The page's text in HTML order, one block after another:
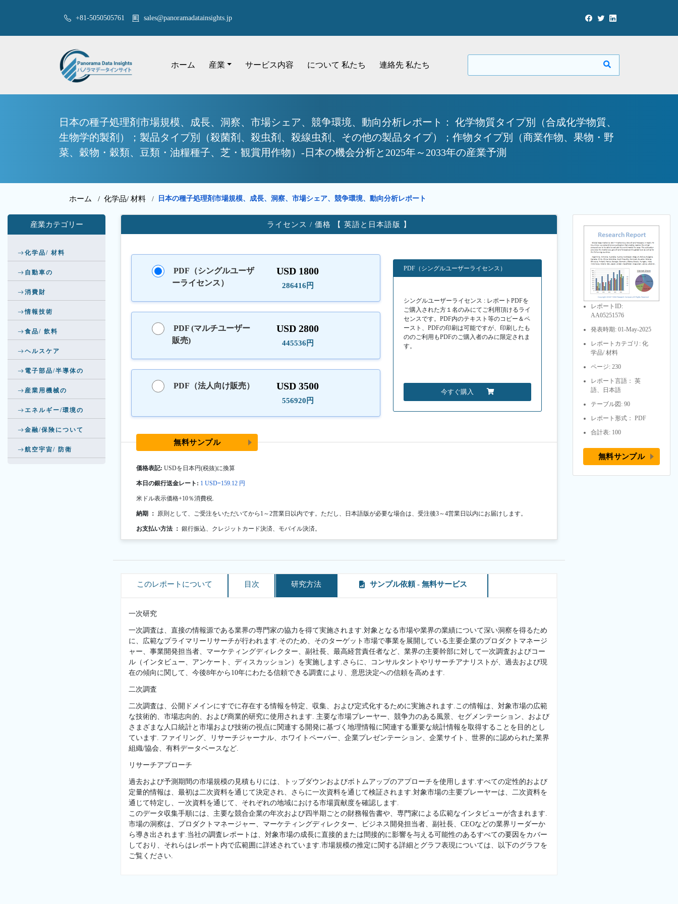
+81-5050505761 sales@panoramadatainsights.jp
ホーム 産業 サービス内容 について 私たち 連絡先 私たち
日本の種子処理剤市場規模、成長、洞察、市場シェア、競争環境、動向分析レポート： 化学物質タイプ別（合成化学物質、
生物学的製剤）；製品タイプ別（殺菌剤、殺虫剤、殺線虫剤、その他の製品タイプ）；作物タイプ別（商業作物、果物・野
菜、穀物・穀類、豆類・油糧種子、芝・観賞用作物）-日本の機会分析と2025年～2033年の産業予測
ホーム / 化学品/ 材料 / 日本の種子処理剤市場規模、成長、洞察、市場シェア、競争環境、動向分析レポート
産業カテゴリー
化学品/ 材料
自動車の
消費財
情報技術
食品/ 飲料
ヘルスケア
電子部品/半導体の
産業用機械の
エネルギー/環境の
金融/保険について
航空宇宙/ 防衛
ライセンス / 価格 【 英語と日本語版 】
PDF（シングルユーザ
ーライセンス）
USD 1800
286416円
PDF (マルチユーザー
販売)
USD 2800
445536円
PDF（法人向け販売） USD 3500
556920円
PDF（シングルユーザーライセンス）
シングルユーザーライセンス : レポートPDFを
ご購入された方１名のみにてご利用頂けるライ
センスです。PDF内のテキスト等のコピー＆ペ
ースト、PDFの印刷は可能ですが、印刷したも
ののご利用もPDFのご購入者のみに限定されま
す。
今すぐ購入
無料サンプル
価格表記: USDを日本円(税抜)に換算
本日の銀行送金レート: 1 USD=159.12 円
米ドル表示価格+10％消費税.
納期 ： 原則として、ご受注をいただいてから1～2営業日以内です。ただし、日本語版が必要な場合は、受注後3～4営業日以内にお届けします。
お支払い方法 ： 銀行振込、クレジットカード決済、モバイル決済。
このレポートについて 目次 研究方法 サンプル依頼 - 無料サービス
一次研究
一次調査は、直接の情報源である業界の専門家の協力を得て実施されます.対象となる市場や業界の業績について深い洞察を得るため
に、広範なプライマリーリサーチが行われます.そのため、そのターゲット市場で事業を展開している主要企業のプロダクトマネージ
ャー、事業開発担当者、マーケティングディレクター、副社長、最高経営責任者など、業界の主要幹部に対して一次調査およびコー
ル（インタビュー、アンケート、ディスカッション）を実施します.さらに、コンサルタントやリサーチアナリストが、過去および現
在の傾向に関して、今後8年から10年にわたる信頼できる調査により、意思決定への信頼を高めます.
二次調査
二次調査は、公開ドメインにすでに存在する情報を特定、収集、および定式化するために実施されます.この情報は、対象市場の広範
な技術的、市場志向的、および商業的研究に使用されます. 主要な市場プレーヤー、競争力のある風景、セグメンテーション、および
さまざまな人口統計と市場および技術の視点に関連する開発に基づく地理情報に関連する重要な統計情報を取得することを目的とし
ています. ファイリング、リサーチジャーナル、ホワイトペーパー、企業プレゼンテーション、企業サイト、世界的に認められた業界
組織/協会、有料データベースなど.
リサーチアプローチ
過去および予測期間の市場規模の見積もりには、トップダウンおよびボトムアップのアプローチを使用します.すべての定性的および
定量的情報は、最初は二次資料を通じて決定され、さらに一次資料を通じて検証されます.対象市場の主要プレーヤーは、二次資料を
通じて特定し、一次資料を通じて、それぞれの地域における市場貢献度を確認します.
このデータ収集手順には、主要な競合企業の年次および四半期ごとの財務報告書や、専門家による広範なインタビューが含まれます.
市場の洞察は、プロダクトマネージャー、マーケティングディレクター、ビジネス開発担当者、副社長、CEOなどの業界リーダーか
ら導き出されます.当社の調査レポートは、対象市場の成長に直接的または間接的に影響を与える可能性のあるすべての要因をカバー
しており、それらはレポート内で広範囲に詳述されています.市場規模の推定に関する詳細とグラフ表現については、以下のグラフを
ご覧ください.
レポートID:
AA05251576
発表時期: 01-May-2025
レポートカテゴリ: 化
学品/ 材料
ページ: 230
レポート言語： 英
語、日本語
テーブル図: 90
レポート形式： PDF
合計表: 100
無料サンプル